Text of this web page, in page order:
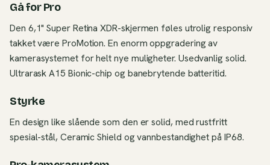
Gå for Pro
Den 6,1" Super Retina XDR-skjermen føles utrolig responsiv
takket være ProMotion. En enorm oppgradering av
kamerasystemet for helt nye muligheter. Usedvanlig solid.
Ultrarask A15 Bionic-chip og banebrytende batteritid.
Styrke
En design like slående som den er solid, med rustfritt
spesial-stål, Ceramic Shield og vannbestandighet på IP68.